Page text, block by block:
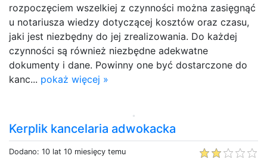
rozpoczęciem wszelkiej z czynności można zasięgnąć
u notariusza wiedzy dotyczącej kosztów oraz czasu,
jaki jest niezbędny do jej zrealizowania. Do każdej
czynności są również niezbędne adekwatne
dokumenty i dane. Powinny one być dostarczone do
kanc... pokaż więcej »
Kerplik kancelaria adwokacka
Dodano: 10 lat 10 miesięcy temu